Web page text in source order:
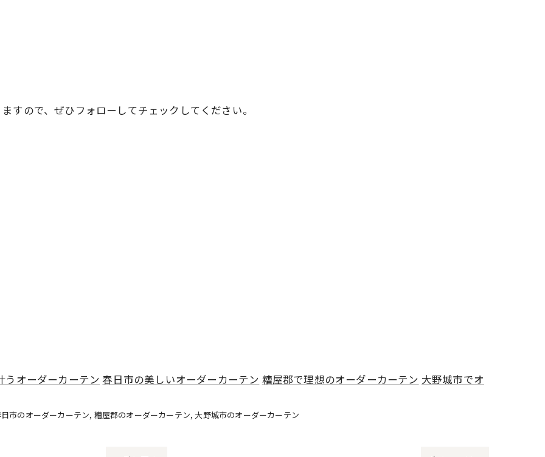
すので、ぜひフォローしてチェックしてください。
うオーダーカーテン 春日市の美しいオーダーカーテン 糟屋郡で理想のオーダーカーテン 大野城市でオ
市のオーダーカーテン 糟屋郡のオーダーカーテン 大野城市のオーダーカーテン